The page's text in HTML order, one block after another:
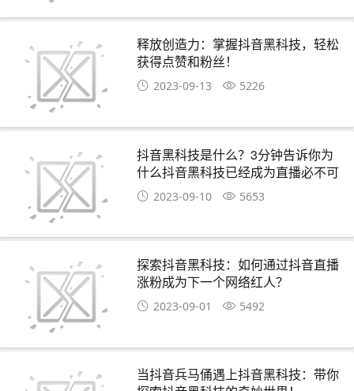
释放创造力：掌握抖音黑科技，轻松
获得点赞和粉丝！
2023-09-13 5226
抖音黑科技是什么？3分钟告诉你为
什么抖音黑科技已经成为直播必不可
少的工具！
2023-09-10 5653
探索抖音黑科技：如何通过抖音直播
涨粉成为下一个网络红人？
2023-09-01 5492
当抖音兵马俑遇上抖音黑科技：带你